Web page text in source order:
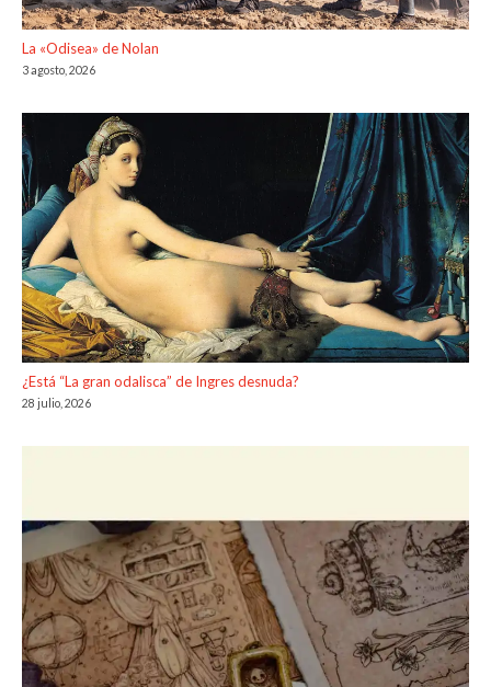
La «Odisea» de Nolan
3 agosto, 2026
¿Está “La gran odalisca” de Ingres desnuda?
28 julio, 2026